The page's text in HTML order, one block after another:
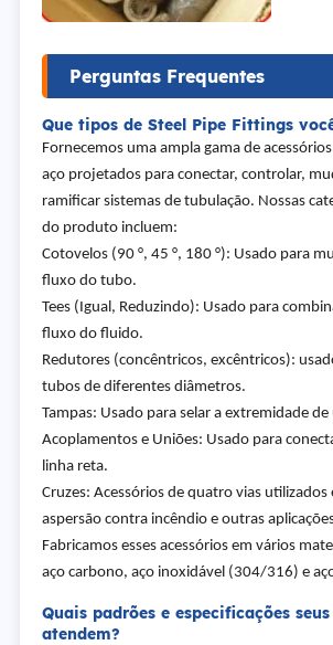
Perguntas Frequentes
Que tipos de Steel Pipe Fittings
Fornecemos uma ampla gama de
aço projetados para conectar, controlar,
ramificar sistemas de tubulação. Nossas
do produto incluem:
Cotovelos (90 °, 45 °, 180 °): Usado para
fluxo do tubo.
Tees (Igual, Reduzindo): Usado para
fluxo do fluido.
Redutores (concêntricos, excêntricos):
tubos de diferentes diâmetros.
Tampas: Usado para selar a extremidade
Acoplamentos e Uniões: Usado para
linha reta.
Cruzes: Acessórios de quatro vias utilizados
aspersão contra incêndio e outras
Fabricamos esses acessórios em vários
aço carbono, aço inoxidável (304/316) e
Quais padrões e especificações
atendem?